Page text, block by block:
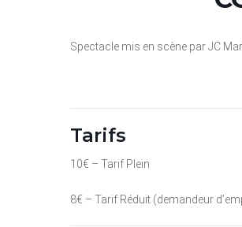
Spectacle mis en scène par JC
Tarifs
10€ – Tarif Plein
8€ – Tarif Réduit (demandeur